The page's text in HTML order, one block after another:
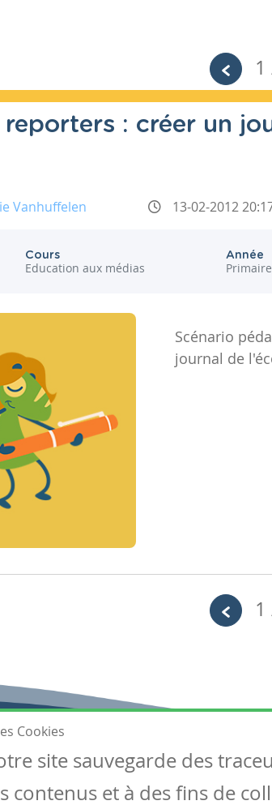
1
: créer un
Vanhuffelen 13-02-2012
Cours
Education aux médias
Année
Scénario
journal de
1
Articles
Tous les articles
Cookies
site sauvegarde des
et à des fins de